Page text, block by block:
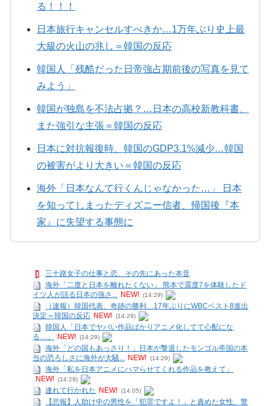
る！！！
日本旅行キャンセルすべきか…1万年ぶり史上最
大級の火山の兆し＝韓国の反応
韓国人「残酷だった日帝強占期前後の写真を見て
みよう」
韓国が独島を不法占拠？…日本の高校新教科書、
また強引な主張＝韓国の反応
日本に対抗報復時、韓国のGDP3.1%減少…韓国
の被害がより大きい＝韓国の反応
海外「日本なんて行くんじゃなかった…」 日本
を知ってしまったディズニー信者、帰国後『本
家』に失望する事態に
三十路女子の仕事と恋、その先にあった本音
海外「二度と日本を離れたくない」 熊本で震度7を体験したド
イツ人が語る日本の強さ...
NEW! (14:29)
（速報）韓国代表、奇跡の勝利…17年ぶりにWBCベスト8進出
決定＝韓国の反応 NEW! (14:29)
韓国人「日本でヤバい作品ばかりアニメ化してて心配にな
る…」
NEW! (14:29)
海外「どの国もあっさり！」日本が撃退したモンゴル帝国の本
当の恐ろしさに海外が大騒...
NEW! (14:29)
海外「私を日本アニメにハマらせてくれる作品を教えて」
NEW! (14:29)
連れて行かれた NEW! (14:05)
【悲報】人助け中の男性を「犯罪ですよ！」と責めた女性、警